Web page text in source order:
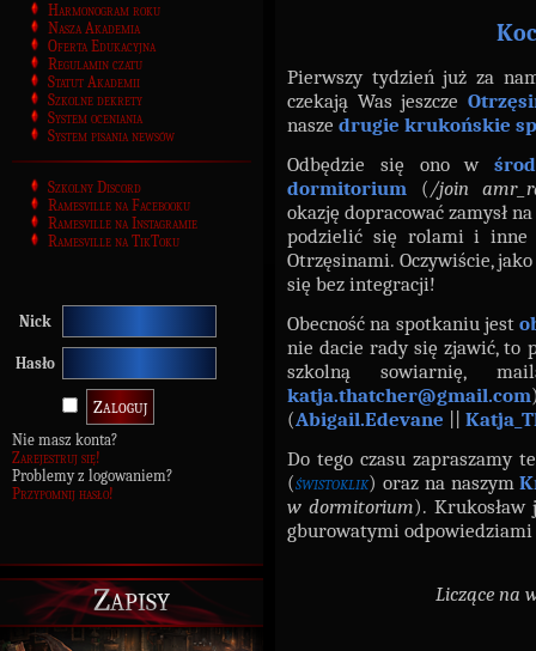
Harmonogram roku
Nasza Akademia
Oferta Edukacyjna
Regulamin czatu
Statut Akademii
Szkolne dekrety
System oceniania
System pisania newsów
Szkolny Discord
Ramesville na Facebooku
Ramesville na Instagramie
Ramesville na TikToku
Nick
Hasło
Nie masz konta?
Zarejestruj się!
Problemy z logowaniem?
Przypomnij hasło!
Zapisy
Pierwszy tydzień już za
czekają Was jeszcze
nasze drugie krukońskie
Odbędzie się ono w
dormitorium (/join
okazję dopracować zamysł
podzielić się rolami i
Otrzęsinami. Oczywiście,
się bez integracji!
Obecność na spotkaniu jest
nie dacie rady się zjawić, to
szkolną sowiarnię,
katja.thatcher@gmail.com
(Abigail.Edevane
Do tego czasu zapraszamy
(świstoklik) oraz na naszym
w dormitorium). Krukosław
gburowatymi
Liczące na